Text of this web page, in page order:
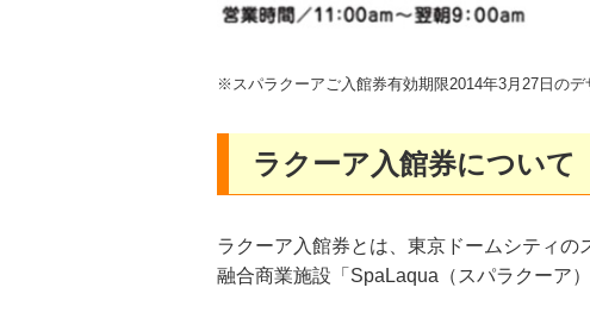
※スパラクーアご入館券有効期限2014年3月27日のデ
ラクーア入館券について
ラクーア入館券とは、東京ドームシティの
融合商業施設「SpaLaqua（スパラクーア